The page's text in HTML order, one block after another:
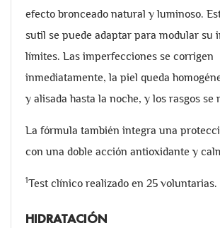
efecto bronceado natural y luminoso.
sutil se puede adaptar para modular su
límites. Las imperfecciones se corrigen
inmediatamente, la piel queda
y alisada hasta la noche, y los rasgos se
La fórmula también integra una
con una doble acción antioxidante y
1Test clínico realizado en 25 voluntarias.
HIDRATACIÓN